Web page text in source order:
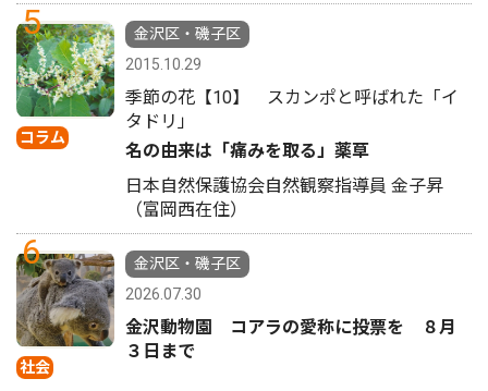
5
コラム
金沢区・磯子区
2015.10.29
季節の花【10】 スカンポと呼ばれた「イ
タドリ」
名の由来は「痛みを取る」薬草
日本自然保護協会自然観察指導員 金子昇
（富岡西在住）
6
社会
金沢区・磯子区
2026.07.30
金沢動物園 コアラの愛称に投票を ８月
３日まで